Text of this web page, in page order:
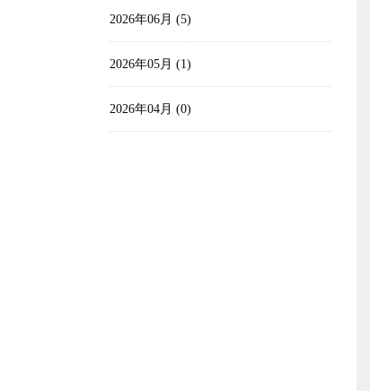
2026年06月 (5)
2026年05月 (1)
2026年04月 (0)